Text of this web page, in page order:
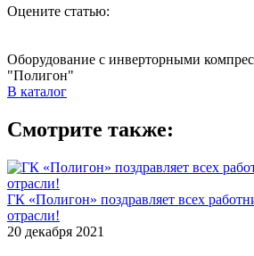
Оцените статью:
Оборудование с инверторными
"Полигон"
В каталог
Смотрите также:
ГК «Полигон» поздравляет всех
отрасли!
20 декабря 2021